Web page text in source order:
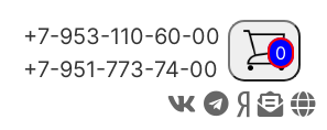
+7-953-110-60-00
+7-951-773-74-00
0